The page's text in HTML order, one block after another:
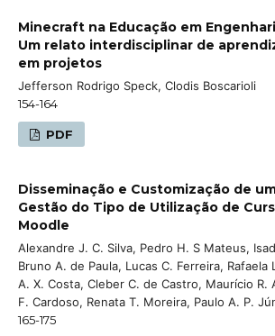
Minecraft na Educação em
Um relato interdisciplinar de
em projetos
Jefferson Rodrigo Speck, Clodis Boscarioli
154-164
PDF
Disseminação e Customização de
Gestão do Tipo de Utilização de
Moodle
Alexandre J. C. Silva, Pedro H. S Mateus,
Bruno A. de Paula, Lucas C. Ferreira, Rafaela
A. X. Costa, Cleber C. de Castro, Maurício R.
F. Cardoso, Renata T. Moreira, Paulo A. P.
165-175